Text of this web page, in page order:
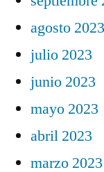
agosto 2023
julio 2023
junio 2023
mayo 2023
abril 2023
marzo 2023